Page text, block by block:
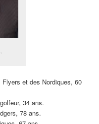
et des Nordiques, 60
34 ans.
78 ans.